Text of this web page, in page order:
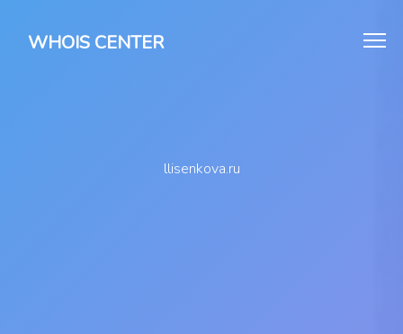
WHOIS CENTER
llisenkova.ru